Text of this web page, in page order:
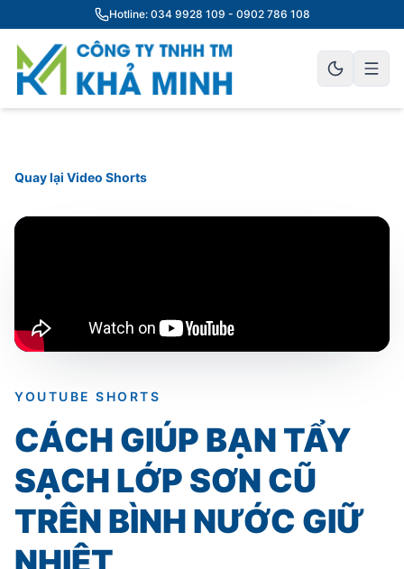
Hotline: 034 9928 109 - 0902 786 108
Quay lại Video Shorts
YOUTUBE SHORTS
CÁCH GIÚP BẠN TẨY
SẠCH LỚP SƠN CŨ
TRÊN BÌNH NƯỚC GIỮ